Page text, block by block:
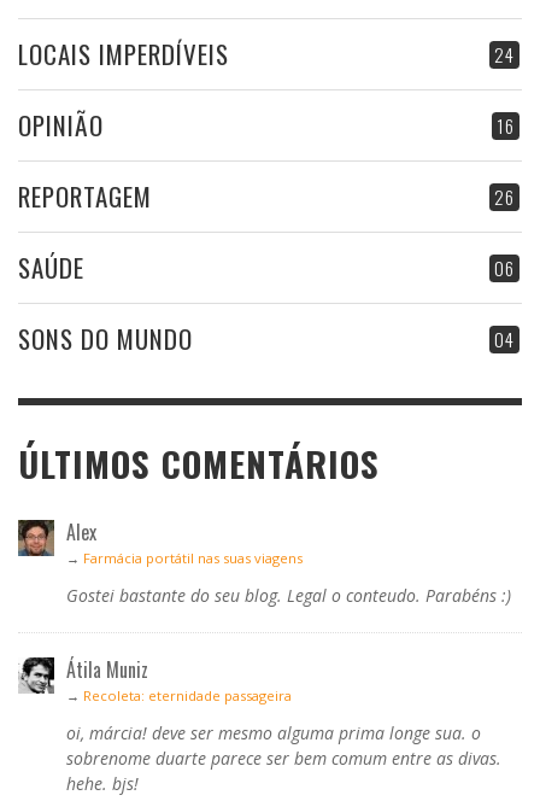
24
LOCAIS IMPERDÍVEIS
16
OPINIÃO
26
REPORTAGEM
06
SAÚDE
04
SONS DO MUNDO
ÚLTIMOS COMENTÁRIOS
Alex
→ Farmácia portátil nas suas viagens
Gostei bastante do seu blog. Legal o conteudo. Parabéns :)
Átila Muniz
→ Recoleta: eternidade passageira
oi, márcia! deve ser mesmo alguma prima longe sua. o
sobrenome duarte parece ser bem comum entre as divas.
hehe. bjs!